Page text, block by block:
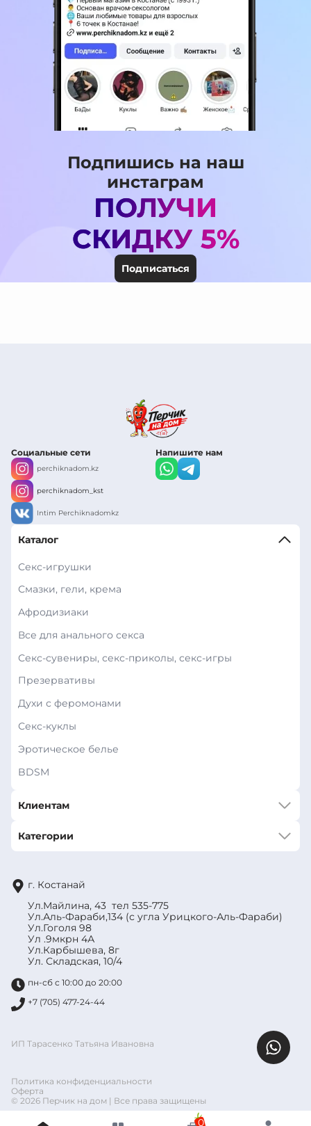
Подпишись на наш
инстаграм
ПОЛУЧИ
СКИДКУ 5%
Подписаться
Социальные сети
perchiknadom.kz
perchiknadom_kst
Intim Perchiknadomkz
Напишите нам
Каталог
Секс-игрушки
Смазки, гели, крема
Афродизиаки
Все для анального секса
Секс-сувениры, секс-приколы, секс-игры
Презервативы
Духи с феромонами
Секс-куклы
Эротическое белье
BDSM
Клиентам
Категории
г. Костанай
Ул.Майлина, 43 тел 535-775
Ул.Аль-Фараби,134 (с угла Урицкого-Аль-Фараби)
Ул.Гоголя 98
Ул .9мкрн 4А
Ул.Карбышева, 8г
Ул. Складская, 10/4
пн-сб с 10:00 до 20:00
+7 (705) 477-24-44
ИП Тарасенко Татьяна Ивановна
Политика конфиденциальности
Оферта
© 2026 Перчик на дом | Все права защищены
0